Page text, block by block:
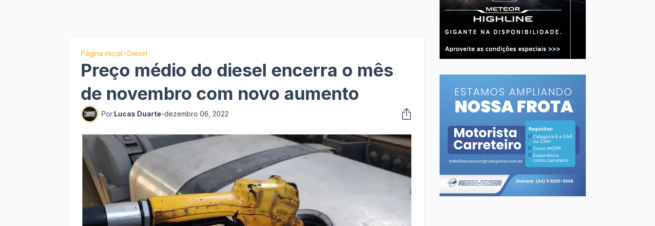
Página inicial Diesel
Preço médio do diesel encerra o mês
de novembro com novo aumento
Por:Lucas Duarte-dezembro 06, 2022